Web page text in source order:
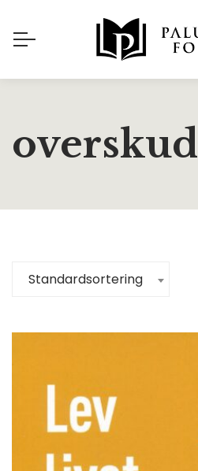
overskud
Standardsortering